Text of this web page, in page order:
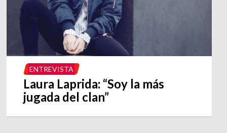
ENTREVISTA
Laura Laprida: “Soy la más
jugada del clan”